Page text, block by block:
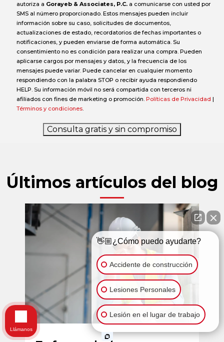
autoriza a Gorayeb & Associates, P.C. a comunicarse con usted por
SMS al número proporcionado. Estos mensajes pueden incluir
información sobre su caso, solicitudes de documentos,
actualizaciones de estado, recordatorios de fechas importantes o
notificaciones, y pueden enviarse de forma automática. Su
consentimiento no es condición para realizar una compra. Pueden
aplicarse cargos por mensajes y datos, y la frecuencia de los
mensajes puede variar. Puede cancelar en cualquier momento
respondiendo con la palabra STOP o recibir ayuda respondiendo
HELP. Su información móvil no será compartida con terceros ni
afiliados con fines de marketing o promoción. Políticas de Privacidad |
Términos y condiciones.
Consulta gratis y sin compromiso
Últimos artículos del blog
👋🏼¿Cómo puedo ayudarte?
Accidente de construcción
Lesiones Personales
Lesión en el lugar de trabajo
Llámanos